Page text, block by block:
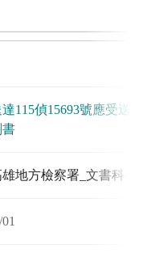
115偵15693號應受送
書
地方檢察署_文書科